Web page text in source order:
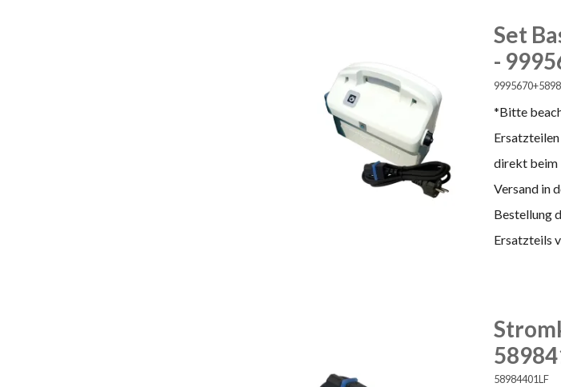
Set
-
*Bitte
direkt beim
Versand in
Bestellung
Ersatzteils
58984401LF